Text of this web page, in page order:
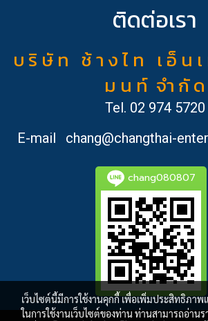
ติดต่อเรา
บ ริ ษั ท ช้ า ง ไ ท เ อ็ น เ
ม น ท์ จำ กั ด
Tel. 02 974 5720
E-mail
chang@changthai-
chang080807
เว็บไซต์นี้มีการใช้งานคุกกี้ เพื่อเพิ่มประสิทธิภา
ในการใช้งานเว็บไซต์ของท่าน ท่านสามารถอ่านร